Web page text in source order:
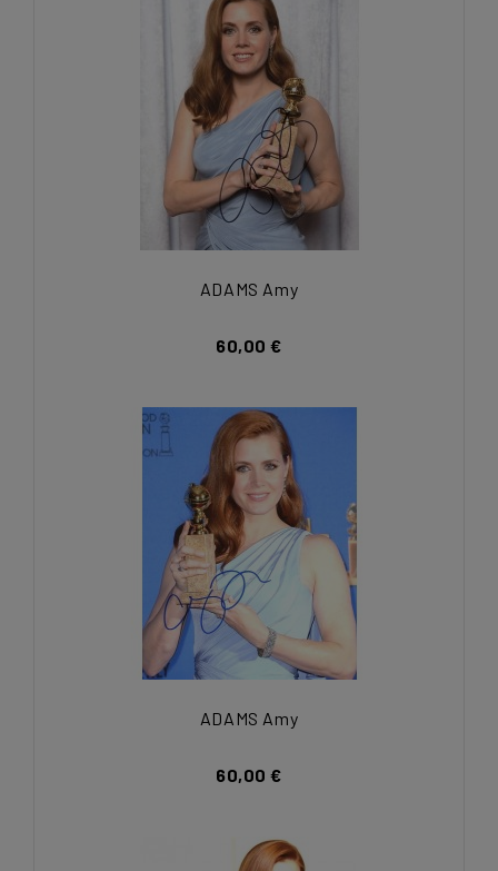
ADAMS Amy
60,00 €
ADAMS Amy
60,00 €